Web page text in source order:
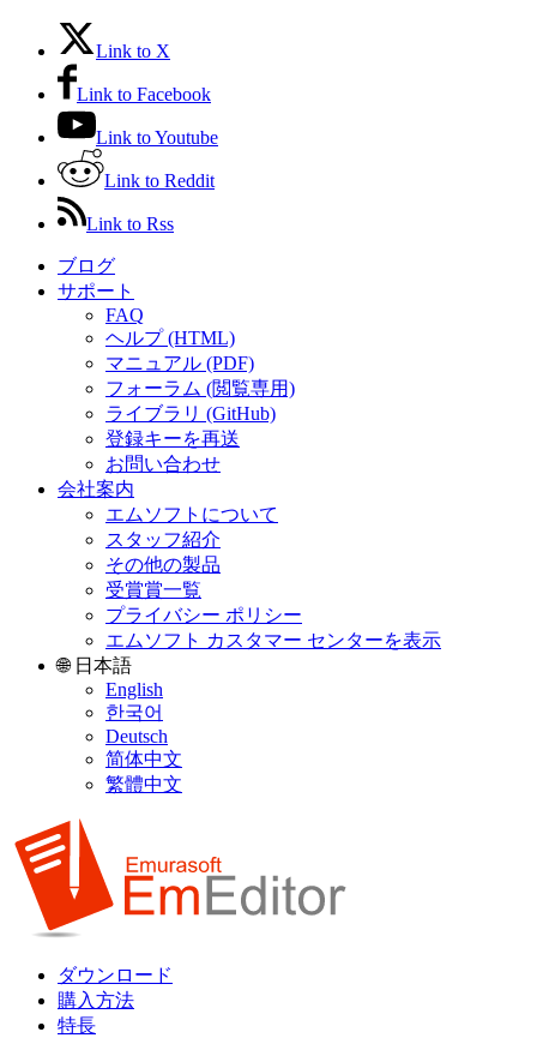
Link to X
Link to Facebook
Link to Youtube
Link to Reddit
Link to Rss
ブログ
サポート
FAQ
ヘルプ (HTML)
マニュアル (PDF)
フォーラム (閲覧専用)
ライブラリ (GitHub)
登録キーを再送
お問い合わせ
会社案内
エムソフトについて
スタッフ紹介
その他の製品
受賞賞一覧
プライバシー ポリシー
エムソフト カスタマー センターを表示
🌐 日本語
English
한국어
Deutsch
简体中文
繁體中文
ダウンロード
購入方法
特長